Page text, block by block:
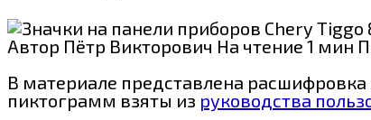
Автор Пётр Викторович На чтение1 мин
В материале представлена расшифровка
пиктограмм взяты из руководства